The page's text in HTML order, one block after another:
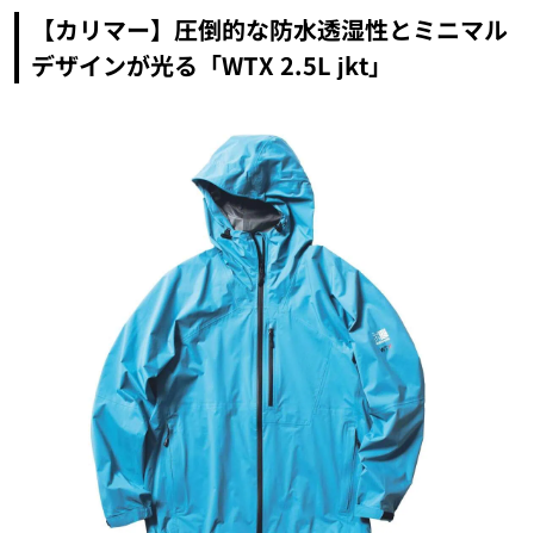
【カリマー】圧倒的な防水透湿性とミニマル
デザインが光る「WTX 2.5L jkt」